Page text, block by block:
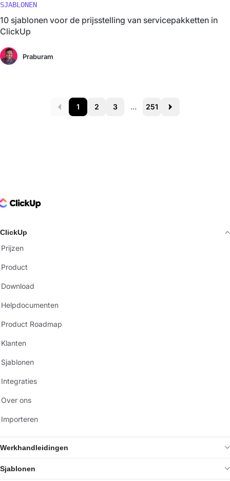
SJABLONEN
10 sjablonen voor de prijsstelling van servicepakketten in
ClickUp
Praburam
Prev 1 2 3 ... 251 Next
Logo
ClickUp
Prijzen
Product
Download
Helpdocumenten
Product Roadmap
Klanten
Sjablonen
Integraties
Over ons
Importeren
Werkhandleidingen
Sjablonen